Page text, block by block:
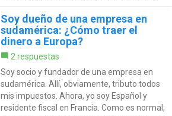
Soy dueño de una empresa en
sudamérica: ¿Cómo traer el
dinero a Europa?
2 respuestas
Soy socio y fundador de una empresa en
sudamérica. Allí, obviamente, tributo todos
mis impuestos. Ahora, yo soy Español y
residente fiscal en Francia. Como es normal,